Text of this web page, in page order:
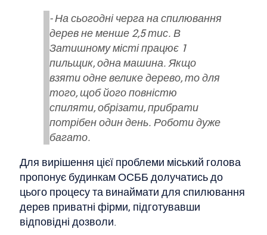
- На сьогодні черга на спилювання
дерев не менше 2,5 тис. В
Затишному місті працює 1
пильщик, одна машина. Якщо
взяти одне велике дерево, то для
того, щоб його повністю
спиляти, обрізати, прибрати
потрібен один день. Роботи дуже
багато.
Для вирішення цієї проблеми міський голова
пропонує будинкам ОСББ долучатись до
цього процесу та винаймати для спилювання
дерев приватні фірми, підготувавши
відповідні дозволи.